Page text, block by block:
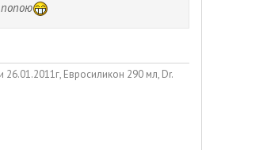
Евросиликон 290 мл, Dr.